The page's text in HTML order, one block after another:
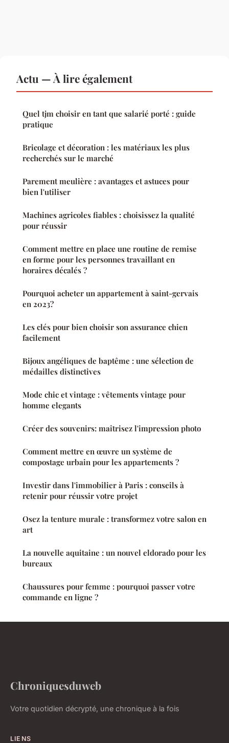
Actu — À lire également
Quel tjm choisir en tant que salarié porté : guide
pratique
Bricolage et décoration : les matériaux les plus
recherchés sur le marché
Parement meulière : avantages et astuces pour
bien l'utiliser
Machines agricoles fiables : choisissez la qualité
pour réussir
Comment mettre en place une routine de remise
en forme pour les personnes travaillant en
horaires décalés ?
Pourquoi acheter un appartement à saint-gervais
en 2023?
Les clés pour bien choisir son assurance chien
facilement
Bijoux angéliques de baptême : une sélection de
médailles distinctives
Mode chic et vintage : vêtements vintage pour
homme elegants
Créer des souvenirs: maîtrisez l'impression photo
Comment mettre en œuvre un système de
compostage urbain pour les appartements ?
Investir dans l'immobilier à Paris : conseils à
retenir pour réussir votre projet
Osez la tenture murale : transformez votre salon en
art
La nouvelle aquitaine : un nouvel eldorado pour les
bureaux
Chaussures pour femme : pourquoi passer votre
commande en ligne ?
Chroniquesduweb
Votre quotidien décrypté, une chronique à la fois
LIENS